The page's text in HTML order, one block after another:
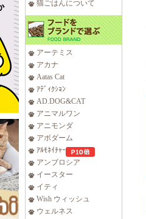
猫ごはんについて
アーテミス
アカナ
Aatas Cat
ｱﾃﾞｨｸｼｮﾝ
AD.DOG&CAT
アニマルワン
アニモンダ
アボダーム
ｱﾙﾓﾈｲﾁｬｰ
アンブロシア
イースター
イティ
Wish ウィッシュ
ウェルネス